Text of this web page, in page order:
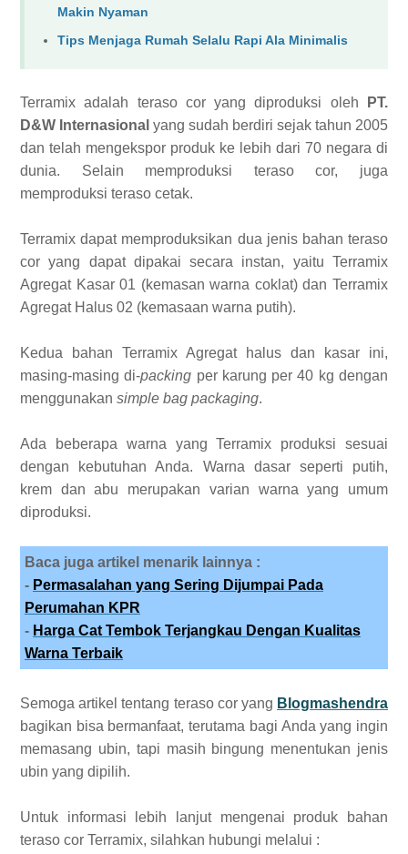
Makin Nyaman
Tips Menjaga Rumah Selalu Rapi Ala Minimalis
Terramix adalah teraso cor yang diproduksi oleh
PT.
D&W Internasional yang sudah berdiri sejak tahun 2005
dan telah mengekspor produk ke lebih dari 70 negara di
dunia. Selain memproduksi teraso cor, juga
memproduksi teraso cetak.
Terramix dapat memproduksikan dua jenis bahan teraso
cor yang dapat dipakai secara instan, yaitu Terramix
Agregat Kasar 01 (kemasan warna coklat) dan Terramix
Agregat Halus 02 (kemasaan warna putih).
Kedua bahan Terramix Agregat halus dan kasar ini,
masing-masing di-packing per karung per 40 kg dengan
menggunakan simple bag packaging.
Ada beberapa warna yang Terramix produksi sesuai
dengan kebutuhan Anda. Warna dasar seperti putih,
krem dan abu merupakan varian warna yang umum
diproduksi.
Baca juga artikel menarik lainnya :
- Permasalahan yang Sering Dijumpai Pada
Perumahan KPR
- Harga Cat Tembok Terjangkau Dengan Kualitas
Warna Terbaik
Semoga artikel tentang teraso cor yang Blogmashendra
bagikan bisa bermanfaat, terutama bagi Anda yang ingin
memasang ubin, tapi masih bingung menentukan jenis
ubin yang dipilih.
Untuk informasi lebih lanjut mengenai produk bahan
teraso cor Terramix, silahkan hubungi melalui :